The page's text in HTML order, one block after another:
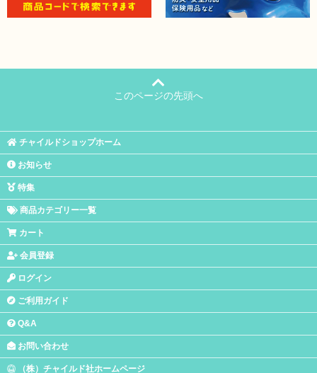
このページの先頭へ
チャイルドショップホーム
お知らせ
特集
商品カテゴリー一覧
カート
会員登録
ログイン
ご利用ガイド
Q&A
お問い合わせ
（株）チャイルド社ホームページ